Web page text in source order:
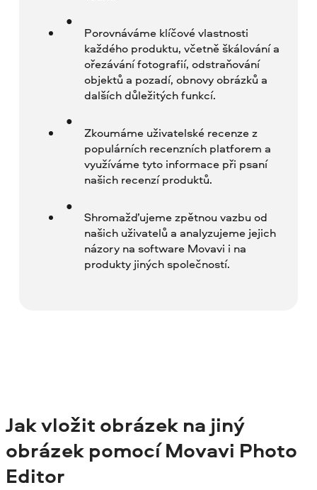
Porovnáváme klíčové vlastnosti
každého produktu, včetně škálování a
ořezávání fotografií, odstraňování
objektů a pozadí, obnovy obrázků a
dalších důležitých funkcí.
Zkoumáme uživatelské recenze z
populárních recenzních platforem a
využíváme tyto informace při psaní
našich recenzí produktů.
Shromažďujeme zpětnou vazbu od
našich uživatelů a analyzujeme jejich
názory na software Movavi i na
produkty jiných společností.
Jak vložit obrázek na jiný
obrázek pomocí Movavi Photo
Editor